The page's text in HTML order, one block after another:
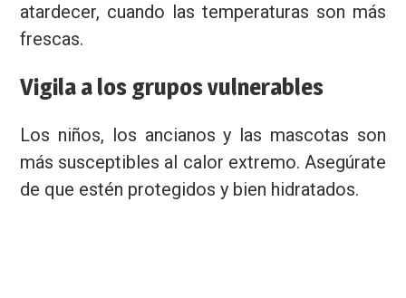
atardecer, cuando las temperaturas son más
frescas.
Vigila a los grupos vulnerables
Los niños, los ancianos y las mascotas son
más susceptibles al calor extremo. Asegúrate
de que estén protegidos y bien hidratados.